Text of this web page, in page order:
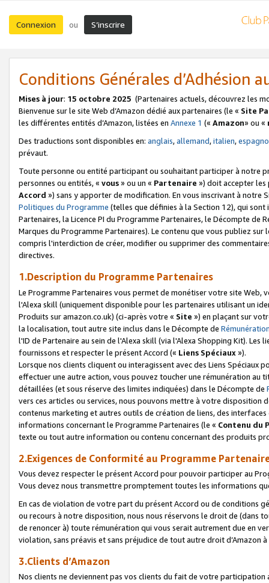
Connexion ou S’inscrire
Conditions Générales d’Adhésion
Mises à jour: 15 octobre 2025 (Partenaires actuels, découvrez les
Bienvenue sur le site Web d’Amazon dédié aux partenaires (le « Site
les différentes entités d’Amazon, listées en Annexe 1 (« Amazon» ou «
Des traductions sont disponibles en: anglais,allemand,italien,
prévaut.
Toute personne ou entité participant ou souhaitant participer à notre
personnes ou entités, « vous» ou un « Partenaire ») doit accepter les
Accord ») sans y apporter de modification. En vous inscrivant à notre
Politiques du Programme (telles que définies à la Section 12), qui
Partenaires, la Licence PI du Programme Partenaires, le Décompte de
Marques du Programme Partenaires). Le contenu que vous publiez
compris l'interdiction de créer, modifier ou supprimer des
directives.
1.Description du Programme Partenaires
Le Programme Partenaires vous permet de monétiser votre site Web,
l'Alexa skill (uniquement disponible pour les partenaires utilisant un
Produits sur amazon.co.uk) (ci-après votre « Site ») en plaçant sur
la localisation, tout autre site inclus dans le Décompte de
l'ID de Partenaire au sein de l'Alexa skill (via l'Alexa Shopping Kit).
fournissons et respecter le présent Accord (« Liens Spéciaux»).
Lorsque nos clients cliquent ou interagissent avec des Liens Spéciaux
effectuer une autre action, vous pouvez toucher une rémunération
détaillées (et sous réserve des limites indiquées) dans le Décompte de
vers ces articles ou services, nous pouvons mettre à votre disposition
contenus marketing et autres outils de création de liens, des
informations concernant le Programme Partenaires (le « Contenu du
texte ou tout autre information ou contenu concernant des produits
2.Exigences de Conformité au Programme
Vous devez respecter le présent Accord pour pouvoir participer au
Vous devez nous transmettre promptement toutes les informations
En cas de violation de votre part du présent Accord ou de conditions
ou recours à notre disposition, nous nous réservons le droit de (dans
de renoncer à) toute rémunération qui vous serait autrement due en
violation, sans préavis et sans préjudice de tout autre droit
3.Clients d’Amazon
Nos clients ne deviennent pas vos clients du fait de votre